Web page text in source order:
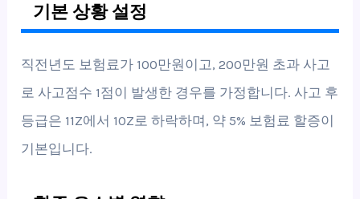
기본 상황 설정
직전년도 보험료가 100만원이고, 200만원 초과 사고
로 사고점수 1점이 발생한 경우를 가정합니다. 사고 후
등급은 11Z에서 10Z로 하락하며, 약 5% 보험료 할증이
기본입니다.